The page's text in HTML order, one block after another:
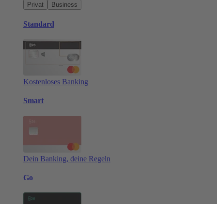
Privat
Business
Standard
Kostenloses Banking
Smart
Dein Banking, deine Regeln
Go